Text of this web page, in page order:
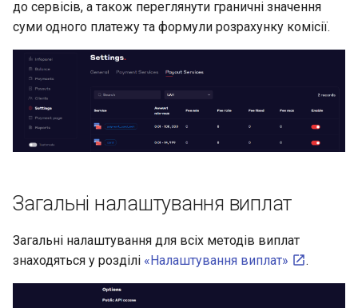
до сервісів, а також переглянути граничні значення
суми одного платежу та формули розрахунку комісії.
Загальні налаштування виплат
Загальні налаштування для всіх методів виплат
знаходяться у розділі «Налаштування виплат» .